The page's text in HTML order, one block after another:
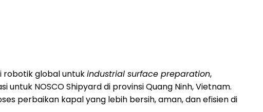
robotik global untukindustrial surface preparation,
NOSCO Shipyard di provinsi Quang Ninh, Vietnam.
perbaikan kapal yang lebih bersih, aman, dan efisien di